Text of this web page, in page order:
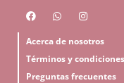
Acerca de nosotros
Términos y condiciones
Preguntas frecuentes